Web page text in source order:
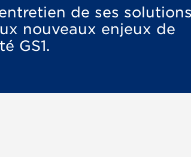
de ses solutions
nouveaux enjeux de
GS1.